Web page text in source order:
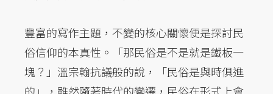
豐富的寫作主題，不變的核心關懷便是探討民
俗信仰的本真性。「那民俗是不是就是鐵板一
塊？」溫宗翰抗議般的說，「民俗是與時俱進